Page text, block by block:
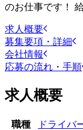
のお仕事です！
求人概要
募集要項・詳細
会社情報
応募の流れ・手順
求人概要
職種 ドライバ